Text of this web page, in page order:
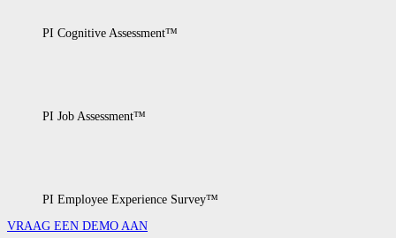
PI Cognitive Assessment™
PI Job Assessment™
PI Employee Experience Survey™
VRAAG EEN DEMO AAN